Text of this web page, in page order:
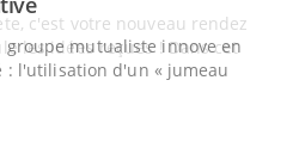
mutualiste innove en
: l'utilisation d'un « jumeau
c'est votre nouveau rendez-
les idées reçues ! Dans cet